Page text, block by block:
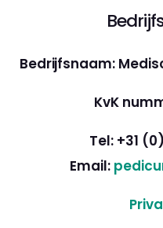
Bedrijfsnaam:
KvK
Tel: +31
Email: